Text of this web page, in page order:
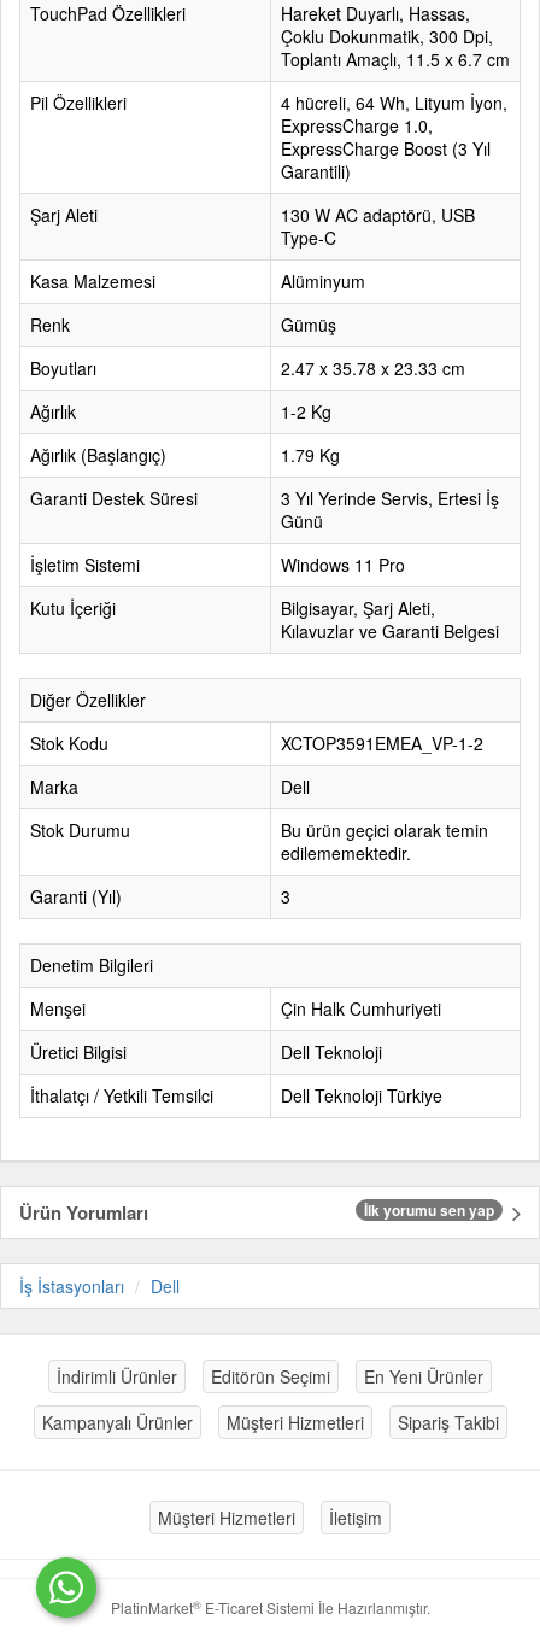
TouchPad Özellikleri
Hareket Duyarlı, Hassas,
Çoklu Dokunmatik, 300 Dpi,
Toplantı Amaçlı, 11.5 x 6.7 cm
Pil Özellikleri
4 hücreli, 64 Wh, Lityum İyon,
ExpressCharge 1.0,
ExpressCharge Boost (3 Yıl
Garantili)
Şarj Aleti
130 W AC adaptörü, USB
Type-C
Kasa Malzemesi
Alüminyum
Renk
Gümüş
Boyutları
2.47 x 35.78 x 23.33 cm
Ağırlık
1-2 Kg
Ağırlık (Başlangıç)
1.79 Kg
Garanti Destek Süresi
3 Yıl Yerinde Servis, Ertesi İş
Günü
İşletim Sistemi
Windows 11 Pro
Kutu İçeriği
Bilgisayar, Şarj Aleti,
Kılavuzlar ve Garanti Belgesi
Diğer Özellikler
Stok Kodu
XCTOP3591EMEA_VP-1-2
Marka
Dell
Stok Durumu
Bu ürün geçici olarak temin
edilememektedir.
Garanti (Yıl)
3
Denetim Bilgileri
Menşei
Çin Halk Cumhuriyeti
Üretici Bilgisi
Dell Teknoloji
İthalatçı / Yetkili Temsilci
Dell Teknoloji Türkiye
Ürün Yorumları İlk yorumu sen yap
İş İstasyonları Dell
İndirimli Ürünler Editörün Seçimi
En Yeni Ürünler
Kampanyalı Ürünler
Müşteri Hizmetleri Sipariş Takibi
Müşteri Hizmetleri İletişim
PlatinMarket®E-Ticaret Sistemi İle Hazırlanmıştır.